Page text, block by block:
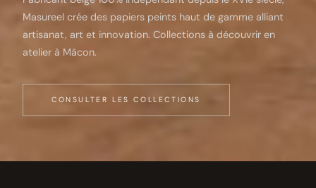
Masureel crée des papiers peints haut de gamme alliant
artisanat, art et innovation. Collections à découvrir en
atelier à Mâcon.
CONSULTER LES COLLECTIONS